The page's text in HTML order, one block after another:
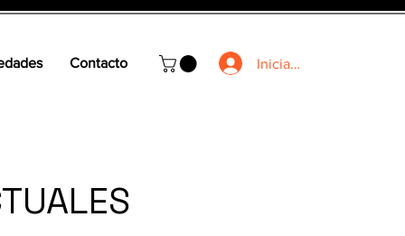
Contacto Iniciar sesión